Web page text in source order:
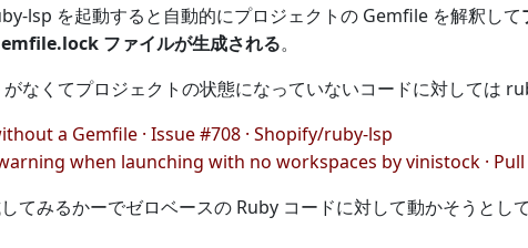
lsp を起動すると自動的にプロジェクトの Gemfile を解釈して
ファイルが生成される。
なくてプロジェクトの状態になっていないコードに対しては
a Gemfile · Issue #708 · Shopify/ruby-lsp
when launching with no workspaces by vinistock ·
てみるかーでゼロベースの Ruby コードに対して動かそうとし